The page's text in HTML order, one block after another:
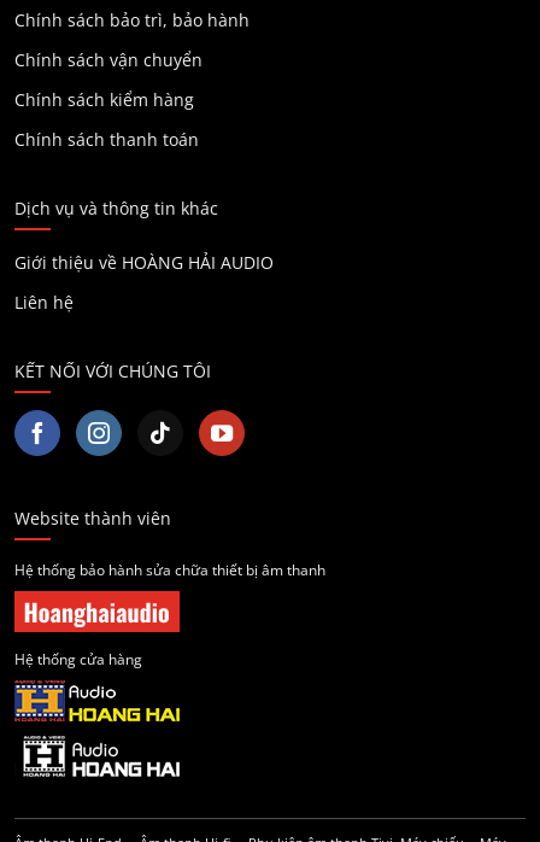
Chính sách bảo trì, bảo hành
Chính sách vận chuyển
Chính sách kiểm hàng
Chính sách thanh toán
Dịch vụ và thông tin khác
Giới thiệu về HOÀNG HẢI AUDIO
Liên hệ
KẾT NỐI VỚI CHÚNG TÔI
Website thành viên
Hệ thống bảo hành sửa chữa thiết bị âm thanh
Hệ thống cửa hàng